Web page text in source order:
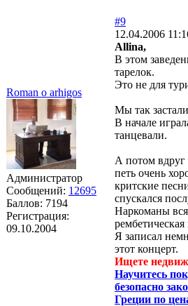
Roman o arhigos
Администратор
Сообщений: 12695
Баллов: 7194
Регистрация:
09.10.2004
#9
12.04.2006
Allina,
В этом
тарелок.
Это не для
Мы так
В начале
танцевали.
А потом вдруг
петь очень
критские
спускался
Наркоманы
Я записал
этот концерт.
Ищете
Научитесь
безопасно
Греции по